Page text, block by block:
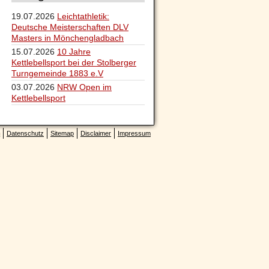
19.07.2026 Leichtathletik:
Deutsche Meisterschaften DLV
Masters in Mönchengladbach
15.07.2026 10 Jahre
Kettlebellsport bei der Stolberger
Turngemeinde 1883 e.V
03.07.2026 NRW Open im
Kettlebellsport
Impressum
Disclaimer
Sitemap
Datenschutz